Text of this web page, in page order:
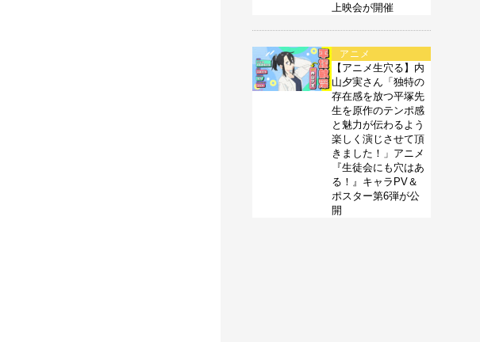
上映会が開催
アニメ
【アニメ生穴る】内
山夕実さん「独特の
存在感を放つ平塚先
生を原作のテンポ感
と魅力が伝わるよう
楽しく演じさせて頂
きました！」アニメ
『生徒会にも穴はあ
る！』キャラPV＆
ポスター第6弾が公
開